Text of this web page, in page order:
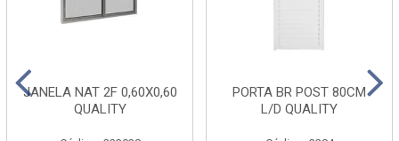
JANELA NAT 2F 0,60X0,60
QUALITY
PORTA BR POST 80CM
L/D QUALITY